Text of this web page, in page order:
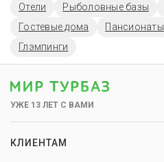
Отели Рыболовные базы
Гостевые дома
Пансионаты
Глэмпинги
УЖЕ 13 ЛЕТ С ВАМИ
КЛИЕНТАМ